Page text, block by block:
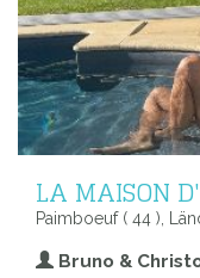
LA MAISON
Paimboeuf ( 44 ),
Bruno &